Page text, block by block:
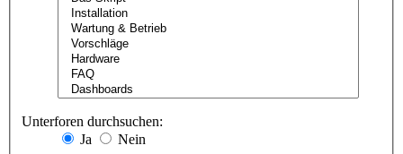
Unterforen durchsuchen:
Ja
Nein